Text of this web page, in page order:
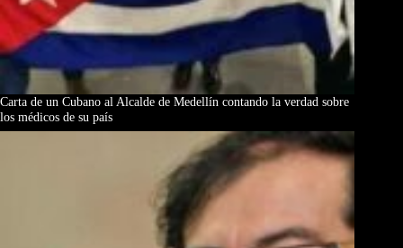
Carta de un Cubano al Alcalde de Medellín contando la verdad sobre
los médicos de su país